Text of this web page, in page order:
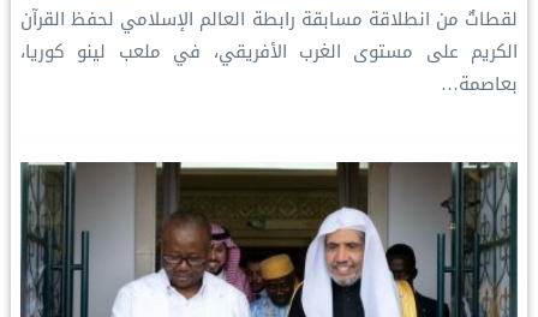
‏لقطاتٌ من انطلاقة مسابقة ⁧‫رابطة العالم الإسلامي‬⁩ لحفظ القرآن
الكريم على مستوى الغرب الأفريقي، في ملعب لينو كوريا،
بعاصمة…